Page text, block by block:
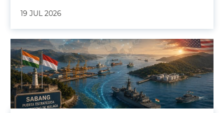
19 JUL 2026